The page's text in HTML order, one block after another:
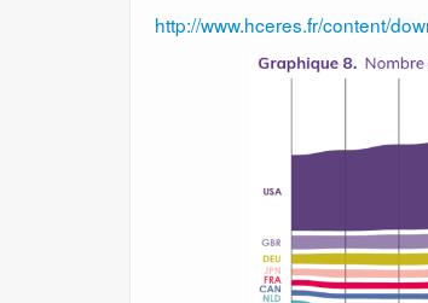
http://www.hceres.fr/content/